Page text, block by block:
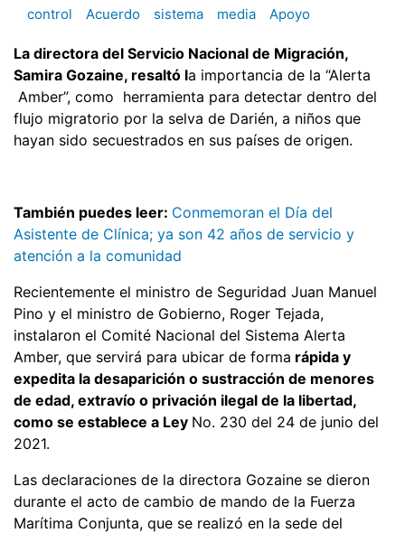
control Acuerdo sistema media Apoyo
La directora del Servicio Nacional de Migración,
Samira Gozaine, resaltó la importancia de la “Alerta
Amber”, como herramienta para detectar dentro del
flujo migratorio por la selva de Darién, a niños que
hayan sido secuestrados en sus países de origen.
También puedes leer: Conmemoran el Día del
Asistente de Clínica; ya son 42 años de servicio y
atención a la comunidad
Recientemente el ministro de Seguridad Juan Manuel
Pino y el ministro de Gobierno, Roger Tejada,
instalaron el Comité Nacional del Sistema Alerta
Amber, que servirá para ubicar de forma rápida y
expedita la desaparición o sustracción de menores
de edad, extravío o privación ilegal de la libertad,
como se establece a Ley No. 230 del 24 de junio del
2021.
Las declaraciones de la directora Gozaine se dieron
durante el acto de cambio de mando de la Fuerza
Marítima Conjunta, que se realizó en la sede del